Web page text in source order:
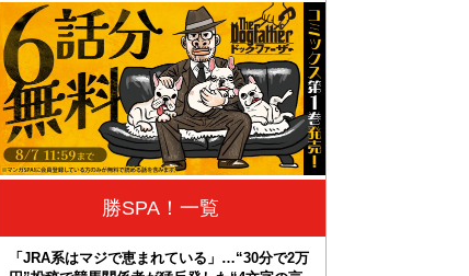
勝SPA！一覧
「JRA系はマジで恵まれている」…“30分で2万